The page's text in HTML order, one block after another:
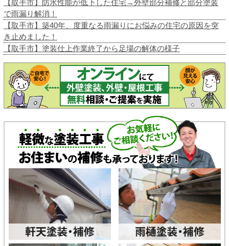
【取手市】防水性能が低下した住宅→外壁部分補修と部分塗装
で雨漏り解消！
【取手市】築40年、度重なる雨漏りにお悩みの住宅の原因を突
き止めました！
【取手市】塗装仕上作業終了から足場の解体の様子